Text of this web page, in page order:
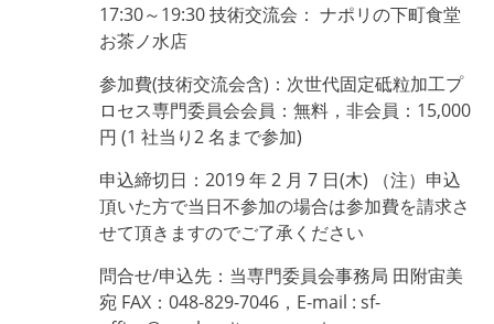
17:30～19:30 技術交流会： ナポリの下町食堂
お茶ノ水店
参加費(技術交流会含)：次世代固定砥粒加工プ
ロセス専門委員会会員：無料，非会員：15,000
円 (1 社当り2 名まで参加)
申込締切日：2019 年 2 月 7 日(木) （注）申込
頂いた方で当日不参加の場合は参加費を請求さ
せて頂きますのでご了承ください
問合せ/申込先：当専門委員会事務局 田附宙美
宛 FAX：048-829-7046，E-mail : sf-